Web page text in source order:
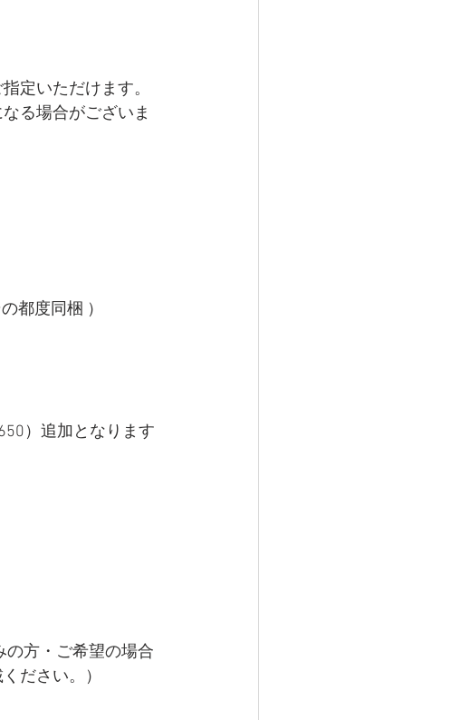
定いただけます。
る場合がございま
都度同梱 ）
）追加となります
方・ご希望の場合
ださい。）